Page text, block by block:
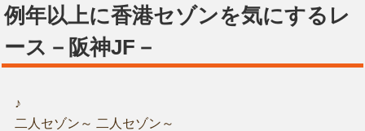
例年以上に香港セゾンを気にするレ
ース－阪神JF－
♪
二人セゾン～ 二人セゾン～